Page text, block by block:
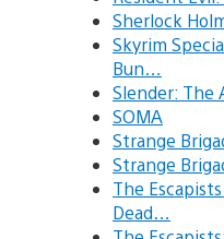
Sherlock
Skyrim
Bun…
Slender: The
SOMA
Strange
Strange
The
Dead…